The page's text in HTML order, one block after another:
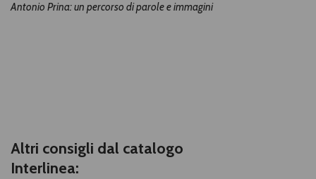
Antonio Prina: un percorso di parole e immagini
Altri consigli dal catalogo
Interlinea: